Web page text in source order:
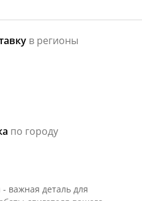
в регионы
по городу
важная деталь для